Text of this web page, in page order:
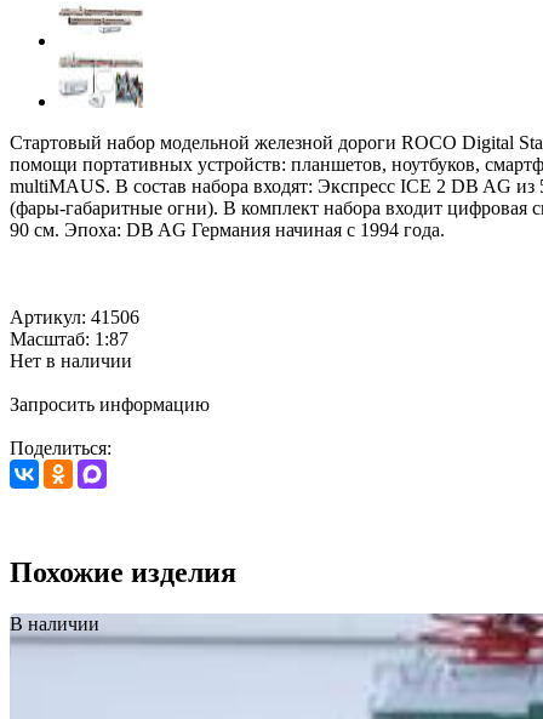
Стартовый набор модельной железной дороги ROCO Digital
помощи портативных устройств: планшетов, ноутбуков,
multiMAUS. В состав набора входят: Экспресс ICE 2 DB AG
(фары-габаритные огни). В комплект набора входит
90 см. Эпоха: DB AG Германия начиная с 1994 года.
Артикул: 41506
Масштаб: 1:87
Нет в наличии
Запросить информацию
Поделиться:
Похожие изделия
В наличии